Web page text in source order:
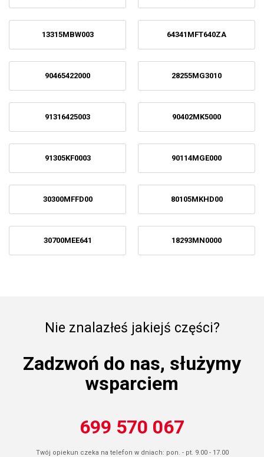
13315MBW003 64341MFT640ZA
90465422000 28255MG3010
91316425003 90402MK5000
91305KF0003 90114MGE000
30300MFFD00 80105MKHD00
30700MEE641 18293MN0000
Nie znalazłeś jakiejś części?
Zadzwoń do nas, służymy
wsparciem
699 570 067
Twój opiekun czeka na telefon w dniach: pon. - pt. 9.00 - 17.00